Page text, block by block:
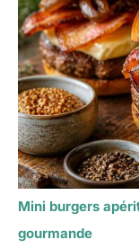
Mini burgers
gourmande